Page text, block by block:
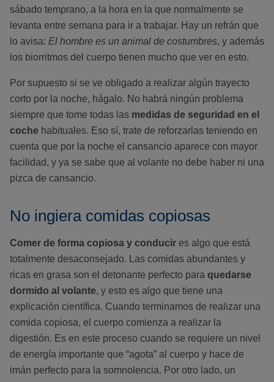
sábado temprano, a la hora en la que normalmente se
levanta entre semana para ir a trabajar. Hay un refrán que
lo avisa: El hombre es un animal de costumbres, y además
los biorritmos del cuerpo tienen mucho que ver en esto.
Por supuesto si se ve obligado a realizar algún trayecto
corto por la noche, hágalo. No habrá ningún problema
siempre que tome todas las medidas de seguridad en el
coche habituales. Eso sí, trate de reforzarlas teniendo en
cuenta que por la noche el cansancio aparece con mayor
facilidad, y ya se sabe que al volante no debe haber ni una
pizca de cansancio.
No ingiera comidas copiosas
Comer de forma copiosa y conducir es algo que está
totalmente desaconsejado. Las comidas abundantes y
ricas en grasa son el detonante perfecto para quedarse
dormido al volante, y esto es algo que tiene una
explicación científica. Cuando terminamos de realizar una
comida copiosa, el cuerpo comienza a realizar la
digestión. Es en este proceso cuando se requiere un nivel
de energía importante que “agota” al cuerpo y hace de
imán perfecto para la somnolencia. Por otro lado, un